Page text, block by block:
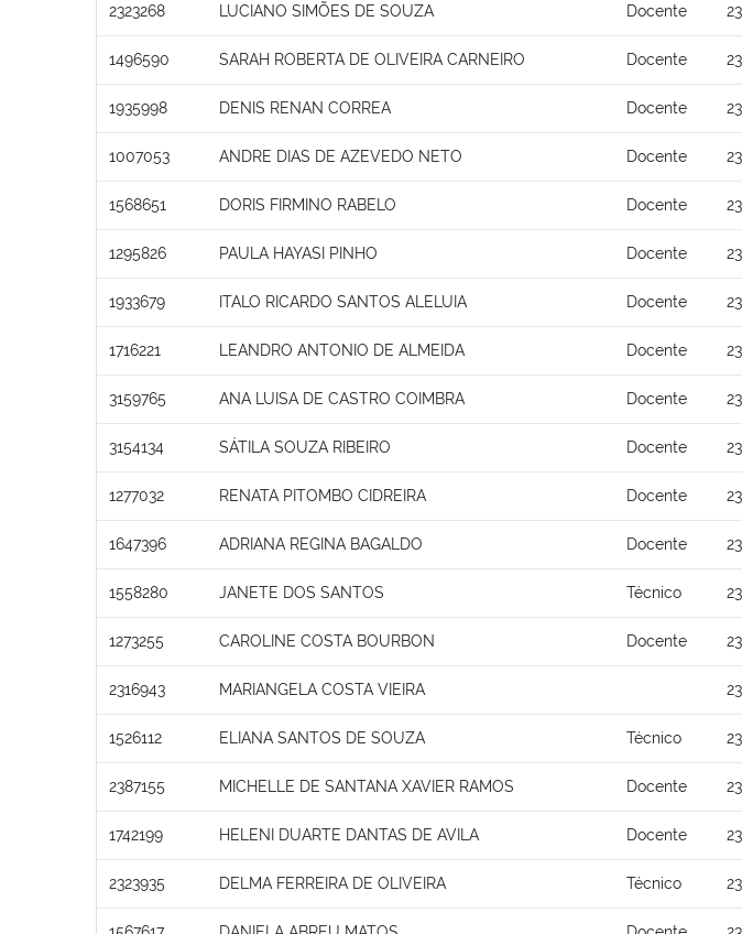
2323268 LUCIANO SIMÕES DE SOUZA Docente
1496590 SARAH ROBERTA DE OLIVEIRA CARNEIRO Docente
1935998 DENIS RENAN CORREA Docente
1007053 ANDRE DIAS DE AZEVEDO NETO Docente
1568651 DORIS FIRMINO RABELO Docente
1295826 PAULA HAYASI PINHO Docente
1933679 ITALO RICARDO SANTOS ALELUIA Docente
1716221 LEANDRO ANTONIO DE ALMEIDA Docente
3159765 ANA LUISA DE CASTRO COIMBRA Docente
3154134 SÁTILA SOUZA RIBEIRO Docente
1277032 RENATA PITOMBO CIDREIRA Docente
1647396 ADRIANA REGINA BAGALDO Docente
1558280 JANETE DOS SANTOS Técnico
1273255 CAROLINE COSTA BOURBON Docente
2316943 MARIANGELA COSTA VIEIRA
1526112 ELIANA SANTOS DE SOUZA Técnico
2387155 MICHELLE DE SANTANA XAVIER RAMOS Docente
1742199 HELENI DUARTE DANTAS DE AVILA Docente
2323935 DELMA FERREIRA DE OLIVEIRA Técnico